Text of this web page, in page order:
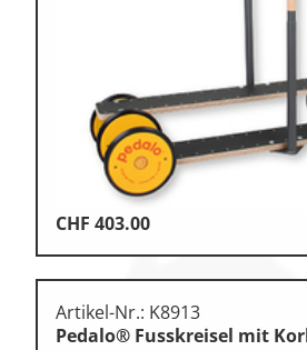
Klettern
Training
CHF 403.00
Artikel-Nr.: K8913
Pedalo® Fusskreisel mit